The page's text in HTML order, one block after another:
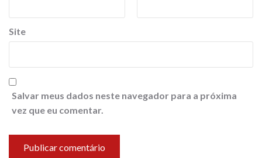
Site
Salvar meus dados neste navegador para a próxima
vez que eu comentar.